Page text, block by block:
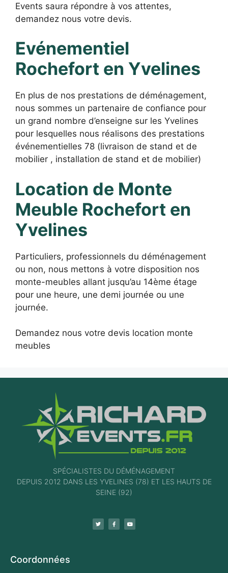
Events saura répondre à vos attentes,
demandez nous votre devis.
Evénementiel
Rochefort en Yvelines
En plus de nos prestations de déménagement,
nous sommes un partenaire de confiance pour
un grand nombre d’enseigne sur les Yvelines
pour lesquelles nous réalisons des prestations
événementielles 78 (livraison de stand et de
mobilier , installation de stand et de mobilier)
Location de Monte
Meuble Rochefort en
Yvelines
Particuliers, professionnels du déménagement
ou non, nous mettons à votre disposition nos
monte-meubles allant jusqu’au 14ème étage
pour une heure, une demi journée ou une
journée.
Demandez nous votre devis location monte
meubles
SPÉCIALISTES DU DÉMÉNAGEMENT
DEPUIS 2012 DANS LES YVELINES (78) ET LES HAUTS DE
SEINE (92)
Coordonnées